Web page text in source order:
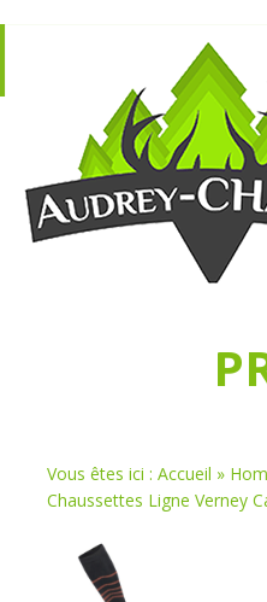
NE
DE
Vous êtes ici : Accueil »
Chaussettes Ligne Verney